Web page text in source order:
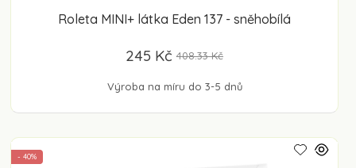
Roleta MINI+ látka Eden 137 - sněhobílá
Výroba na míru do 3-5 dnů
245 Kč 408.33 Kč
- 40%